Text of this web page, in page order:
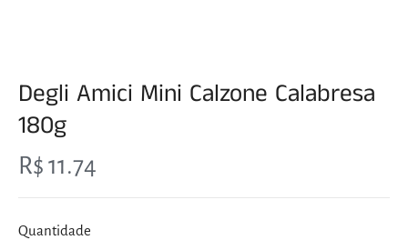
Degli Amici Mini Calzone Calabresa
180g
R$ 11.74
Quantidade